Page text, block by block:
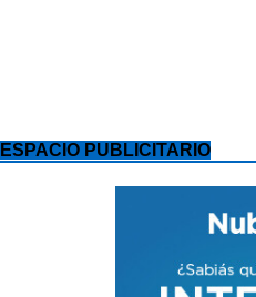
ESPACIO PUBLICITARIO